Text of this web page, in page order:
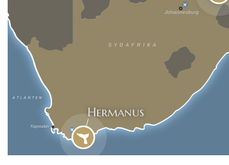
Johannesburg
SYDAFRIKA
ATLANTEN
Hermanus
Kapstaden